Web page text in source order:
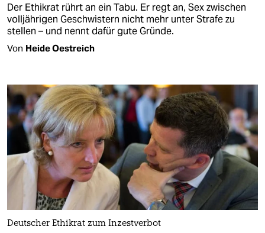
Der Ethikrat rührt an ein Tabu. Er regt an, Sex zwischen
volljährigen Geschwistern nicht mehr unter Strafe zu
stellen – und nennt dafür gute Gründe.
Von Heide Oestreich
Deutscher Ethikrat zum Inzestverbot